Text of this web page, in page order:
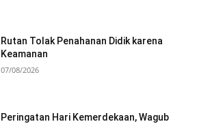
Rutan Tolak Penahanan Didik karena
Keamanan
07/08/2026
Peringatan Hari Kemerdekaan, Wagub